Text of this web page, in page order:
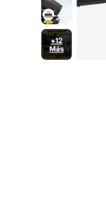
+12
Más